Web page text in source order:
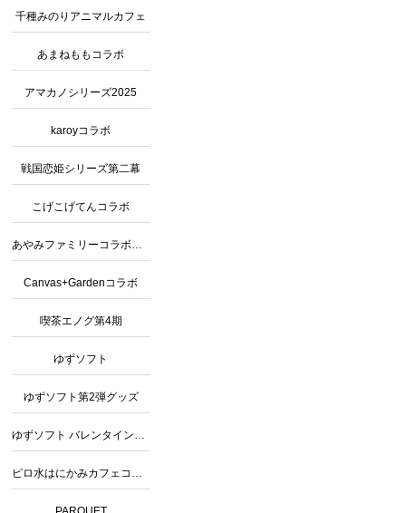
千種みのりアニマルカフェ
あまねももコラボ
アマカノシリーズ2025
karoyコラボ
戦国恋姫シリーズ第二幕
こげこげてんコラボ
Canvas+Gardenコラボ
喫茶エノグ第4期
ゆずソフト
ゆずソフト第2弾グッズ